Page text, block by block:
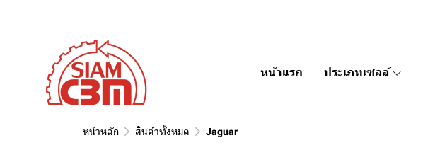
หน้าแรก ประเภทเซลล์
หน้าหลัก สินค้าทั้งหมด Jaguar